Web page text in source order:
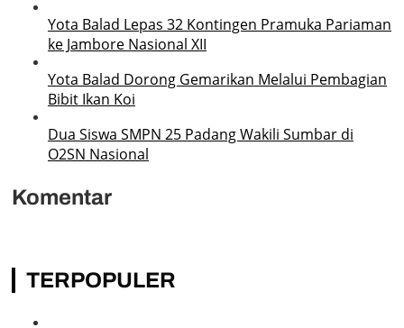
Yota Balad Lepas 32 Kontingen Pramuka Pariaman
ke Jambore Nasional XII
Yota Balad Dorong Gemarikan Melalui Pembagian
Bibit Ikan Koi
Dua Siswa SMPN 25 Padang Wakili Sumbar di
O2SN Nasional
Komentar
TERPOPULER